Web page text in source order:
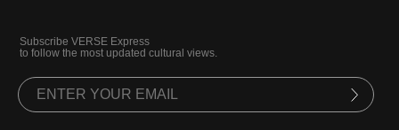
Subscribe VERSE Express
to follow the most updated cultural views.